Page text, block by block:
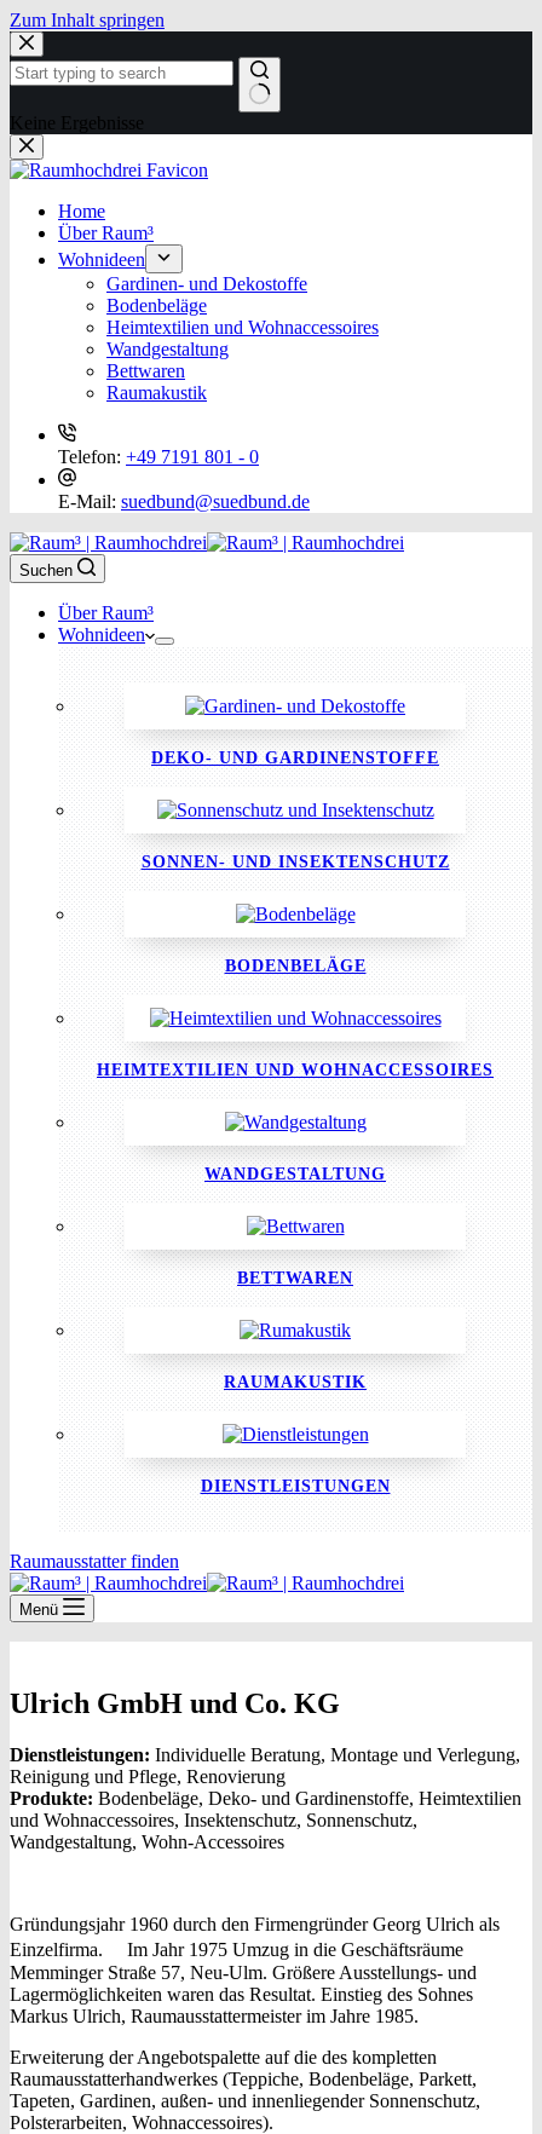
Zum Inhalt springen
Keine Ergebnisse
Home
Über Raum³
Wohnideen
Gardinen- und Dekostoffe
Bodenbeläge
Heimtextilien und Wohnaccessoires
Wandgestaltung
Bettwaren
Raumakustik
Telefon: +49 7191 801 - 0
E-Mail: suedbund@suedbund.de
Suchen
Über Raum³
Wohnideen
DEKO- UND GARDINENSTOFFE
SONNEN- UND INSEKTENSCHUTZ
BODENBELÄGE
HEIMTEXTILIEN UND WOHNACCESSOIRES
WANDGESTALTUNG
BETTWAREN
RAUMAKUSTIK
DIENSTLEISTUNGEN
Raumausstatter finden
Menü
Ulrich GmbH und Co. KG
Dienstleistungen: Individuelle Beratung, Montage und Verlegung,
Reinigung und Pflege, Renovierung
Produkte: Bodenbeläge, Deko- und Gardinenstoffe, Heimtextilien
und Wohnaccessoires, Insektenschutz, Sonnenschutz,
Wandgestaltung, Wohn-Accessoires
Gründungsjahr 1960 durch den Firmengründer Georg Ulrich als
Einzelfirma. Im Jahr 1975 Umzug in die Geschäftsräume
Memminger Straße 57, Neu-Ulm. Größere Ausstellungs- und
Lagermöglichkeiten waren das Resultat. Einstieg des Sohnes
Markus Ulrich, Raumausstattermeister im Jahre 1985.
Erweiterung der Angebotspalette auf die des kompletten
Raumausstatterhandwerkes (Teppiche, Bodenbeläge, Parkett,
Tapeten, Gardinen, außen- und innenliegender Sonnenschutz,
Polsterarbeiten, Wohnaccessoires).